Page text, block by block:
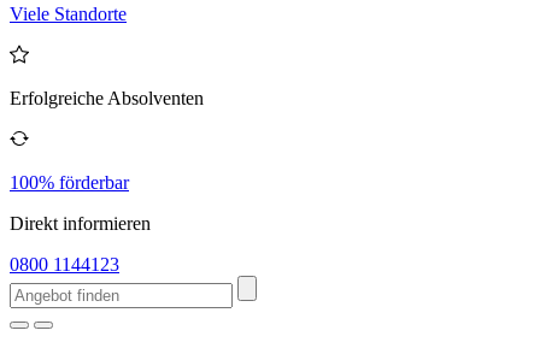
Viele Standorte
Erfolgreiche Absolventen
100% förderbar
Direkt informieren
0800 1144123